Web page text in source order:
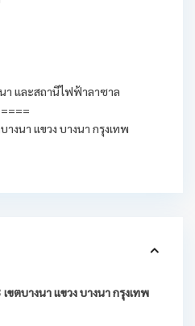
า และสถานีไฟฟ้าลาซาล
างนา แขวง บางนา กรุงเทพ
ขตบางนา แขวง บางนา กรุงเทพ